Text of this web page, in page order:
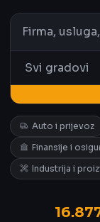
Auto i prijevoz
Finansije i
Industrija i